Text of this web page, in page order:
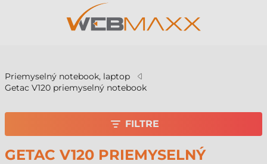
Priemyselný notebook, laptop
Getac V120 priemyselný notebook
GETAC V120 PRIEMYSELNÝ
FILTRE